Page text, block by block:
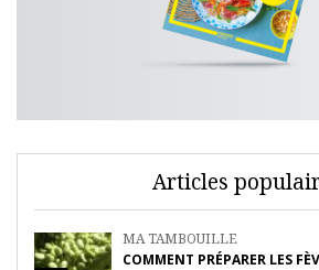
Articles
MA TAMBOUILLE
COMMENT PRÉPARER LES